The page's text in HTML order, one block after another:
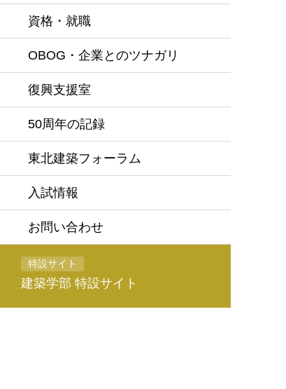
資格・就職
OBOG・企業とのツナガリ
復興支援室
50周年の記録
東北建築フォーラム
入試情報
お問い合わせ
特設サイト
建築学部 特設サイト